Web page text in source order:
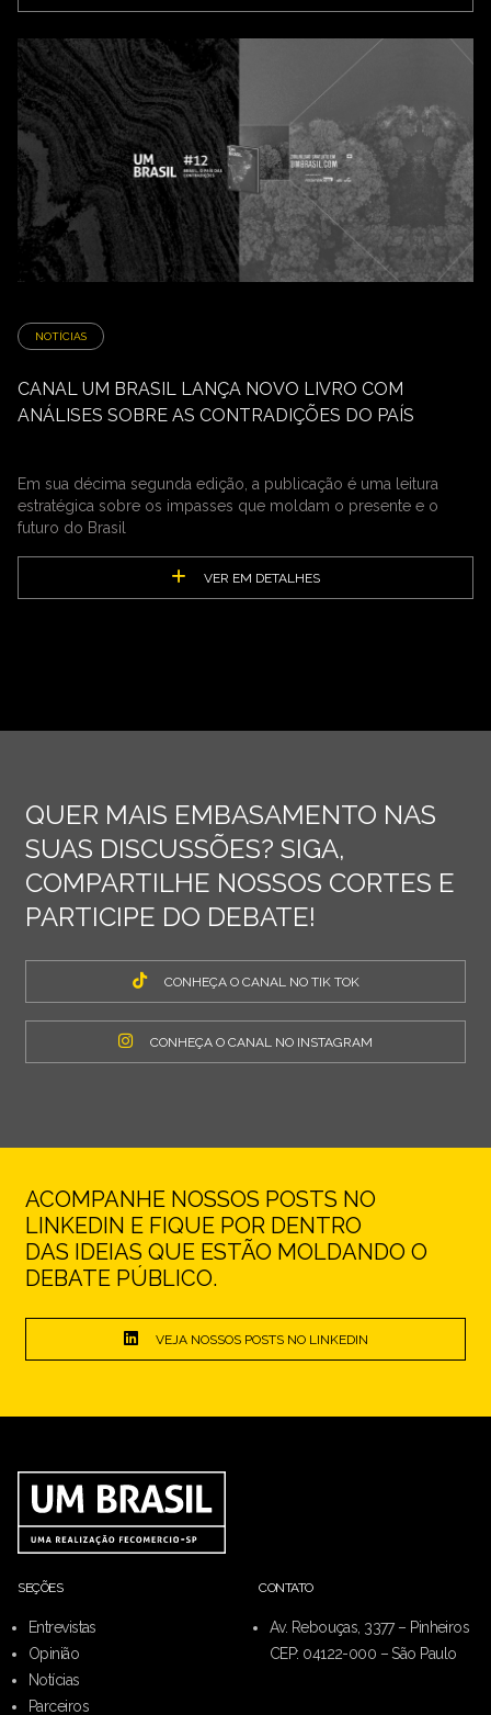
NOTÍCIAS
CANAL UM BRASIL LANÇA NOVO LIVRO COM
ANÁLISES SOBRE AS CONTRADIÇÕES DO PAÍS
Em sua décima segunda edição, a publicação é uma leitura
estratégica sobre os impasses que moldam o presente e o
futuro do Brasil
VER EM DETALHES
QUER MAIS EMBASAMENTO NAS
SUAS DISCUSSÕES? SIGA,
COMPARTILHE NOSSOS CORTES E
PARTICIPE DO DEBATE!
CONHEÇA O CANAL NO TIK TOK
CONHEÇA O CANAL NO INSTAGRAM
ACOMPANHE NOSSOS POSTS NO
LINKEDIN E FIQUE POR DENTRO
DAS IDEIAS QUE ESTÃO MOLDANDO O
DEBATE PÚBLICO.
VEJA NOSSOS POSTS NO LINKEDIN
SEÇÕES
Entrevistas
Opinião
Notícias
Parceiros
CONTATO
Av. Rebouças, 3377 – Pinheiros
CEP: 04122-000 – São Paulo